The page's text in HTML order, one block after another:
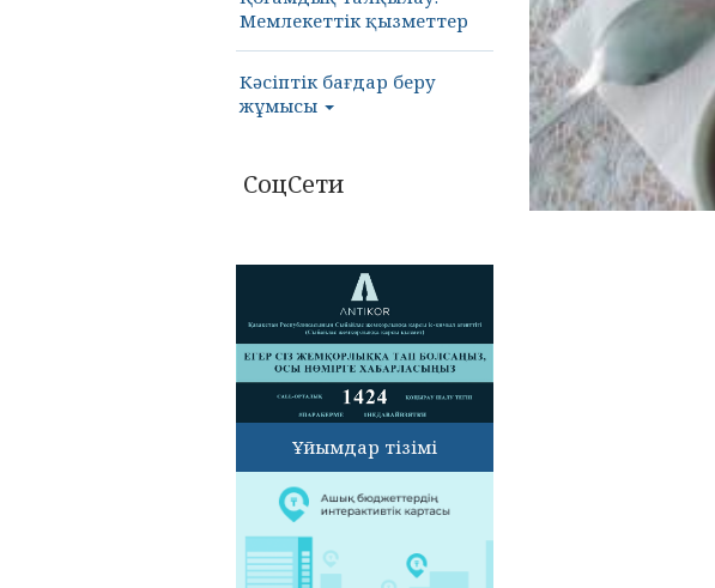
Мемлекеттік қызметтер
Кәсіптік бағдар беру
жұмысы
СоцСети
Ұйымдар тізімі